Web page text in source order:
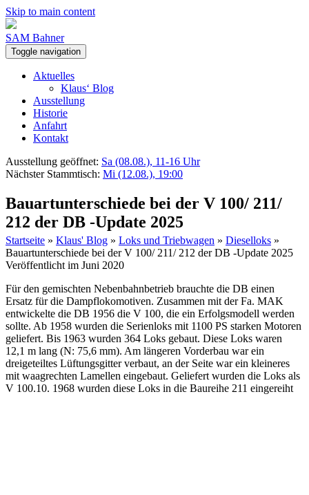
Skip to main content
SAM Bahner
Toggle navigation
Aktuelles
Klaus‘ Blog
Ausstellung
Historie
Anfahrt
Kontakt
Ausstellung geöffnet: Sa (08.08.), 11-16 Uhr
Nächster Stammtisch: Mi (12.08.), 19:00
Bauartunterschiede bei der V 100/ 211/
212 der DB -Update 2025
Startseite » Klaus' Blog » Loks und Triebwagen » Dieselloks »
Bauartunterschiede bei der V 100/ 211/ 212 der DB -Update 2025
Veröffentlicht im Juni 2020
Für den gemischten Nebenbahnbetrieb brauchte die DB einen
Ersatz für die Dampflokomotiven. Zusammen mit der Fa. MAK
entwickelte die DB 1956 die V 100, die ein Erfolgsmodell werden
sollte. Ab 1958 wurden die Serienloks mit 1100 PS starken Motoren
geliefert. Bis 1963 wurden 364 Loks gebaut. Diese Loks waren
12,1 m lang (N: 75,6 mm). Am längeren Vorderbau war ein
dreigeteiltes Lüftungsgitter verbaut, an der Seite war ein kleineres
mit waagrechten Lamellen eingebaut. Geliefert wurden die Loks als
V 100.10. 1968 wurden diese Loks in die Baureihe 211 eingereiht